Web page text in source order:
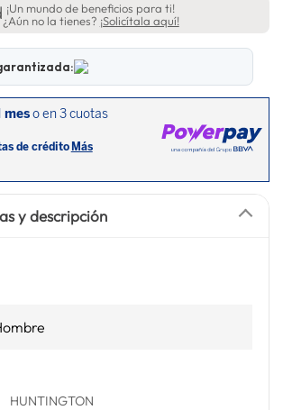
¡Un mundo de beneficios para ti!
¿Aún no la tienes? ¡Solicítala aquí!
y descripción
HUNTINGTON